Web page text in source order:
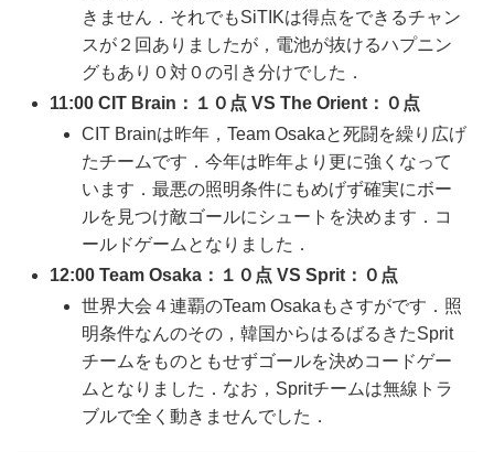
きません．それでもSiTIKは得点をできるチャン
スが２回ありましたが，電池が抜けるハプニン
グもあり０対０の引き分けでした．
11:00 CIT Brain：１０点 VS The Orient：０点
CIT Brainは昨年，Team Osakaと死闘を繰り広げ
たチームです．今年は昨年より更に強くなって
います．最悪の照明条件にもめげず確実にボー
ルを見つけ敵ゴールにシュートを決めます．コ
ールドゲームとなりました．
12:00 Team Osaka：１０点 VS Sprit：０点
世界大会４連覇のTeam Osakaもさすがです．照
明条件なんのその，韓国からはるばるきたSprit
チームをものともせずゴールを決めコードゲー
ムとなりました．なお，Spritチームは無線トラ
ブルで全く動きませんでした．